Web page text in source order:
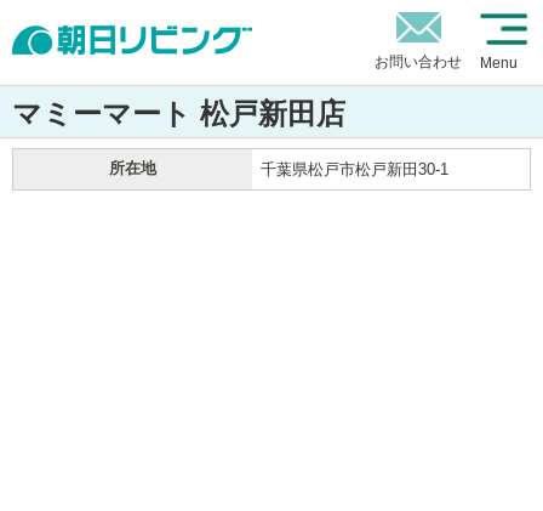
お問い合わせ Menu
マミーマート 松戸新田店
所在地 千葉県松戸市松戸新田30-1